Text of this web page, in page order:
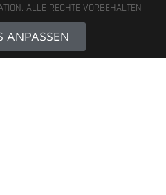
ALLE RECHTE VORBEHALTEN
ANPASSEN